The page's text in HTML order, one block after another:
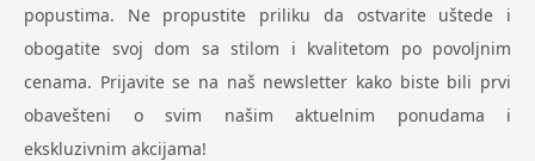
popustima. Ne propustite priliku da ostvarite uštede i
obogatite svoj dom sa stilom i kvalitetom po povoljnim
cenama. Prijavite se na naš newsletter kako biste bili prvi
obavešteni o svim našim aktuelnim ponudama i
ekskluzivnim akcijama!